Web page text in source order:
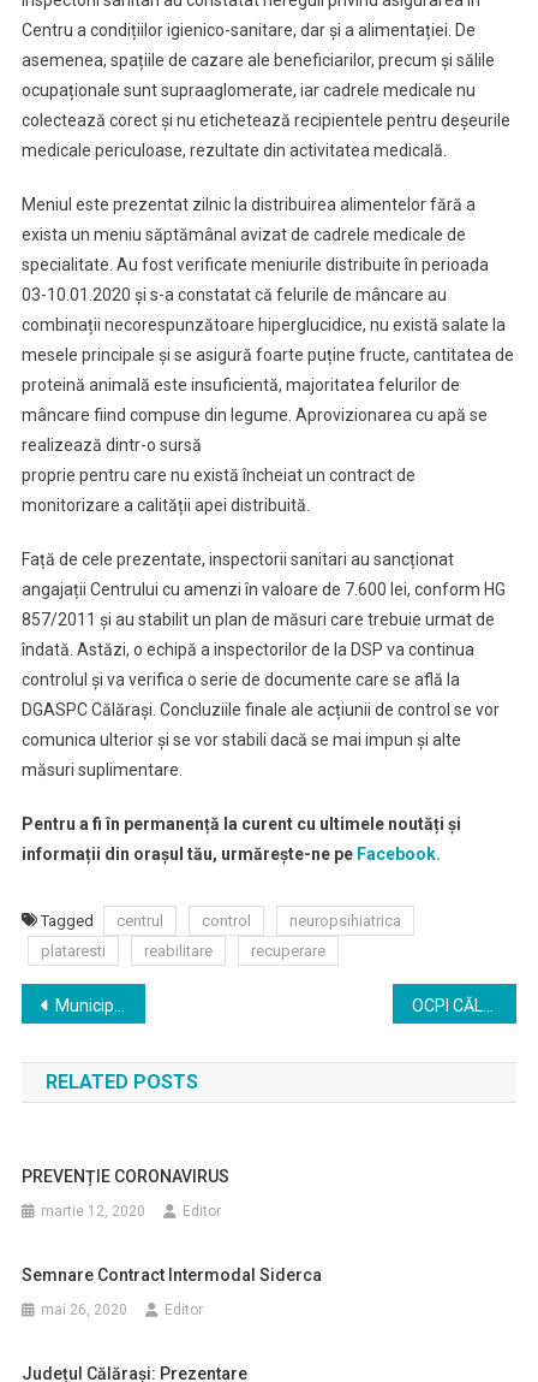
Centru a condițiilor igienico-sanitare, dar și a alimentației. De
asemenea, spațiile de cazare ale beneficiarilor, precum și sălile
ocupaționale sunt supraaglomerate, iar cadrele medicale nu
colectează corect și nu etichetează recipientele pentru deșeurile
medicale periculoase, rezultate din activitatea medicală.
Meniul este prezentat zilnic la distribuirea alimentelor fără a
exista un meniu săptămânal avizat de cadrele medicale de
specialitate. Au fost verificate meniurile distribuite în perioada
03-10.01.2020 și s-a constatat că felurile de mâncare au
combinații necorespunzătoare hiperglucidice, nu există salate la
mesele principale și se asigură foarte puține fructe, cantitatea de
proteină animală este insuficientă, majoritatea felurilor de
mâncare fiind compuse din legume. Aprovizionarea cu apă se
realizează dintr-o sursă
proprie pentru care nu există încheiat un contract de
monitorizare a calității apei distribuită.
Față de cele prezentate, inspectorii sanitari au sancționat
angajații Centrului cu amenzi în valoare de 7.600 lei, conform HG
857/2011 și au stabilit un plan de măsuri care trebuie urmat de
îndată. Astăzi, o echipă a inspectorilor de la DSP va continua
controlul și va verifica o serie de documente care se află la
DGASPC Călărași. Concluziile finale ale acțiunii de control se vor
comunica ulterior și se vor stabili dacă se mai impun și alte
măsuri suplimentare.
Pentru a fi în permanență la curent cu ultimele noutăți și
informații din orașul tău, urmărește-ne peFacebook.
Tagged centrul control
neuropsihiatrica
plataresti
reabilitare recuperare
Navigare
în
articole
Municipiul Călărași
RELATED POSTS
PREVENȚIE CORONAVIRUS
martie 12, 2020 Editor
Semnare Contract Intermodal Siderca
mai 26, 2020 Editor
Județul Călărași: Prezentare